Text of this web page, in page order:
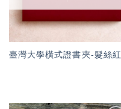
臺灣大學橫式證書夾-髮絲紅